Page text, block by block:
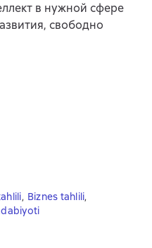
в нужной сфере
свободно
, Biznes tahlili,